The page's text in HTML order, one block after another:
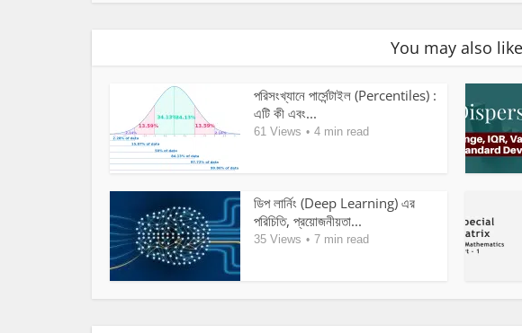
You may also like
পরিসংখ্যানে পার্সেন্টাইল (Percentiles) :
এটি কী এবং...
61 Views 4 min read
ডিপ লার্নিং (Deep Learning) এর
পরিচিতি, প্রয়োজনীয়তা...
35 Views 7 min read